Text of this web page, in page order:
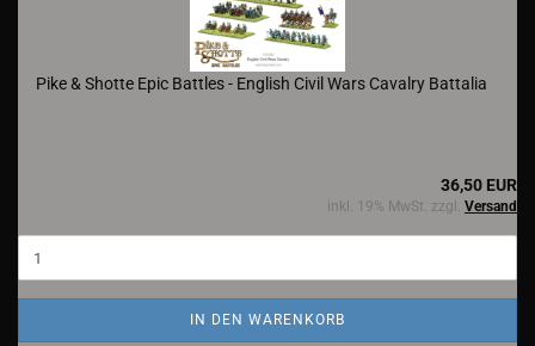
Pike & Shotte Epic Battles - English Civil Wars Cavalry Battalia
36,50 EUR
inkl. 19% MwSt. zzgl. Versand
IN DEN WARENKORB